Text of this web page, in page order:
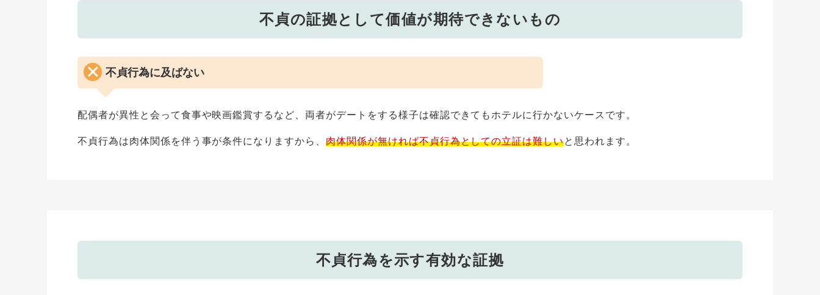
不貞の証拠として価値が期待できないもの
不貞行為に及ばない
配偶者が異性と会って食事や映画鑑賞するなど、両者がデートをする様子は確認できてもホテルに行かないケースです。
不貞行為は肉体関係を伴う事が条件になりますから、肉体関係が無ければ不貞行為としての立証は難しいと思われます。
不貞行為を示す有効な証拠